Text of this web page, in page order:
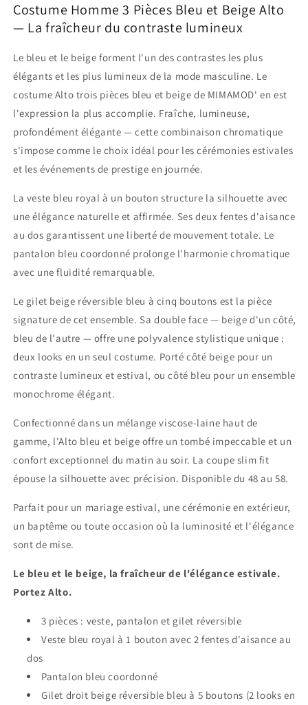
Costume Homme 3 Pièces Bleu et Beige Alto
— La fraîcheur du contraste lumineux
Le bleu et le beige forment l'un des contrastes les plus
élégants et les plus lumineux de la mode masculine. Le
costume Alto trois pièces bleu et beige de MIMAMOD' en est
l'expression la plus accomplie. Fraîche, lumineuse,
profondément élégante — cette combinaison chromatique
s'impose comme le choix idéal pour les cérémonies estivales
et les événements de prestige en journée.
La veste bleu royal à un bouton structure la silhouette avec
une élégance naturelle et affirmée. Ses deux fentes d'aisance
au dos garantissent une liberté de mouvement totale. Le
pantalon bleu coordonné prolonge l'harmonie chromatique
avec une fluidité remarquable.
Le gilet beige réversible bleu à cinq boutons est la pièce
signature de cet ensemble. Sa double face — beige d'un côté,
bleu de l'autre — offre une polyvalence stylistique unique :
deux looks en un seul costume. Porté côté beige pour un
contraste lumineux et estival, ou côté bleu pour un ensemble
monochrome élégant.
Confectionné dans un mélange viscose-laine haut de
gamme, l'Alto bleu et beige offre un tombé impeccable et un
confort exceptionnel du matin au soir. La coupe slim fit
épouse la silhouette avec précision. Disponible du 48 au 58.
Parfait pour un mariage estival, une cérémonie en extérieur,
un baptême ou toute occasion où la luminosité et l'élégance
sont de mise.
Le bleu et le beige, la fraîcheur de l'élégance estivale.
Portez Alto.
3 pièces : veste, pantalon et gilet réversible
Veste bleu royal à 1 bouton avec 2 fentes d'aisance au
dos
Pantalon bleu coordonné
Gilet droit beige réversible bleu à 5 boutons (2 looks en